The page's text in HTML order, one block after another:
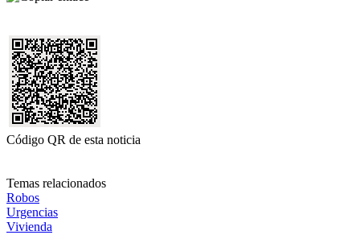
Código QR de esta noticia
Temas relacionados
Robos
Urgencias
Vivienda